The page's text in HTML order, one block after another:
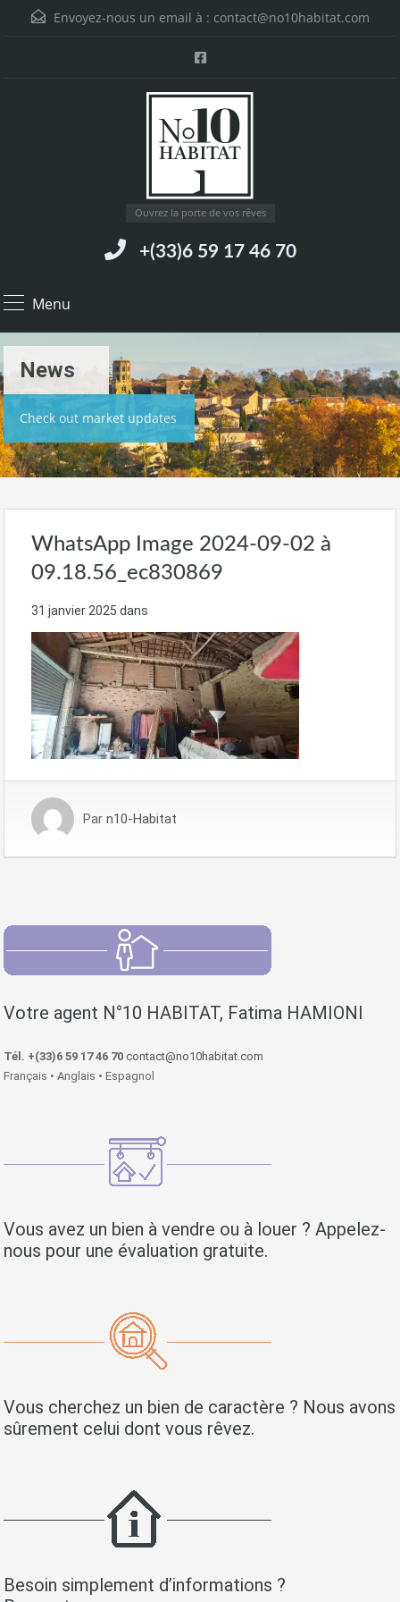
Envoyez-nous un email à : contact@no10habitat.com
Ouvrez la porte de vos rêves
+(33)6 59 17 46 70
Menu
News
Check out market updates
WhatsApp Image 2024-09-02 à
09.18.56_ec830869
31 janvier 2025 dans
Par n10-Habitat
Votre agent N°10 HABITAT, Fatima HAMIONI
Tél. +(33)6 59 17 46 70 contact@no10habitat.com
Français • Anglais • Espagnol
Vous avez un bien à vendre ou à louer ? Appelez-
nous pour une évaluation gratuite.
Vous cherchez un bien de caractère ? Nous avons
sûrement celui dont vous rêvez.
Besoin simplement d’informations ?